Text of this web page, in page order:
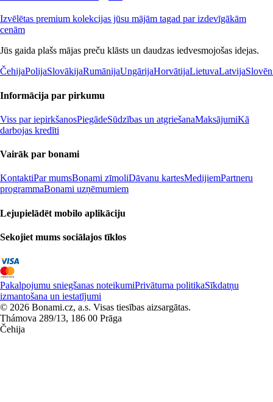
Izvēlētas premium kolekcijas jūsu mājām tagad par izdevīgākām
cenām
Jūs gaida plašs mājas preču klāsts un daudzas iedvesmojošas idejas.
ČehijaPolijaSlovākijaRumānijaUngārijaHorvātijaLietuvaLatvija
Informācija par pirkumu
Viss par iepirkšanosPiegādeSūdzības un atgriešanaMaksājumiKā
darbojas kredīti
Vairāk par bonami
KontaktiPar mumsBonami zīmoliDāvanu kartesMedijiemPartneru
programmaBonami uzņēmumiem
Lejupielādēt mobilo aplikāciju
Sekojiet mums sociālajos tīklos
Pakalpojumu sniegšanas noteikumiPrivātuma politikaSīkdatņu
izmantošana un iestatījumi
© 2026 Bonami.cz, a.s. Visas tiesības aizsargātas.
Thámova 289/13, 186 00 Prāga
Čehija